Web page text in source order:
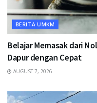
BERITA UMKM
Belajar Memasak dari
Dapur dengan Cepat
AUGUST 7, 2026